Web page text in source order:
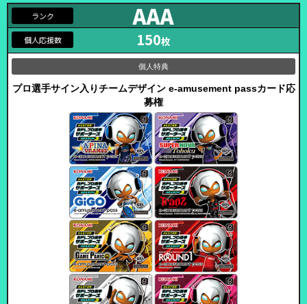
AAA
150枚
プロ選手サイン入りチームデザイン e-amusement passカード応
募権